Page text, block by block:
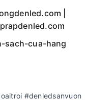
|
sach-cua-hang
#denledsanvuon